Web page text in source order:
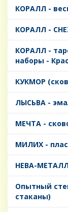
КОРАЛЛ -
КОРАЛЛ -
КОРАЛЛ -
наборы -
КУКМОР
ЛЫСЬВА -
МЕЧТА -
МИЛИХ -
НЕВА-
Опытный
стаканы)